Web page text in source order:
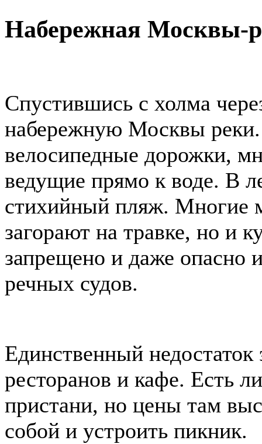
Набережная Москвы-
Спустившись с холма
набережную Москвы реки.
велосипедные дорожки,
ведущие прямо к воде. В
стихийный пляж. Многие
загорают на травке, но и
запрещено и даже опасно
речных судов.
Единственный недостаток
ресторанов и кафе. Есть
пристани, но цены там
собой и устроить пикник.